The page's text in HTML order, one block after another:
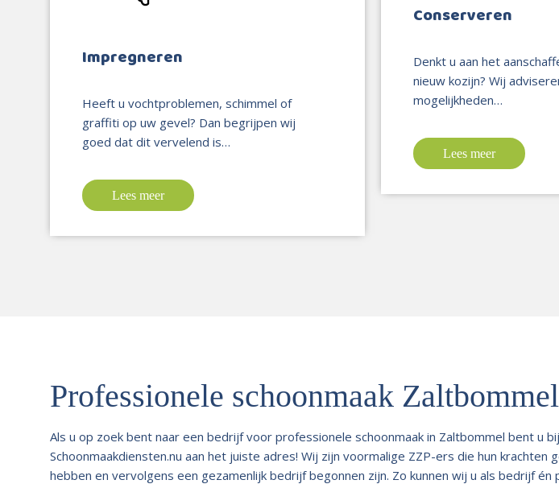
Impregneren
Heeft u vochtproblemen, schimmel of
graffiti op uw gevel? Dan begrijpen wij
goed dat dit vervelend is…
Lees meer
Conserveren
Denkt u aan het
nieuw kozijn? Wij
mogelijkheden…
Lees meer
Professionele schoonmaak Zaltbommel
Als u op zoek bent naar een bedrijf voor professionele schoonmaak in Zaltbommel bent u bij
Schoonmaakdiensten.nu aan het juiste adres! Wij zijn voormalige ZZP-ers die hun krachten
hebben en vervolgens een gezamenlijk bedrijf begonnen zijn. Zo kunnen wij u als bedrijf én